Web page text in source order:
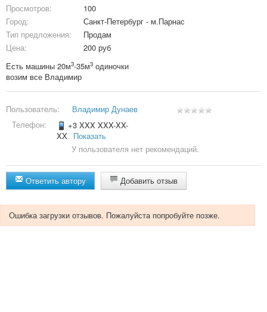
Просмотров:
100
Город:
Санкт-Петербург - м.Парнас
Тип предложения:
Продам
Цена:
200 руб
Есть машины 20м3-35м3 одиночки
возим все Владимир
Пользователь:
Владимир Дунаев
Телефон:
+3 XXX XXX-XX-
XX
Показать
У пользователя нет рекомендаций.
Ответить автору Добавить отзыв
Ошибка загрузки отзывов. Пожалуйста попробуйте позже.